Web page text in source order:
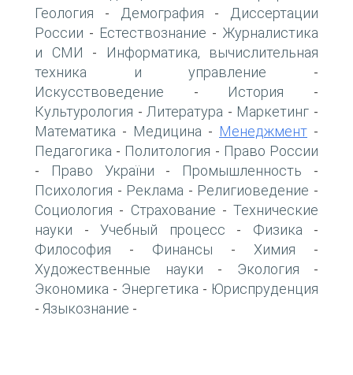
Геология - Демография -
Диссертации
России - Естествознание - Журналистика
и СМИ -
Информатика, вычислительная
техника и управление -
Искусствоведение - История -
Культурология - Литература - Маркетинг -
Математика - Медицина - Менеджмент -
Педагогика - Политология - Право России
- Право України - Промышленность -
Психология - Реклама - Религиоведение -
Социология - Страхование - Технические
науки - Учебный процесс - Физика -
Философия - Финансы - Химия -
Художественные науки - Экология -
Экономика - Энергетика - Юриспруденция
- Языкознание -